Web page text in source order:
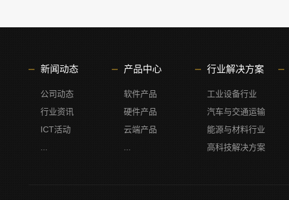
新闻动态
公司动态
行业资讯
ICT活动
产品中心
软件产品
硬件产品
云端产品
行业解决方案
工业设备行业
汽车与交通运输
能源与材料行业
高科技解决方案